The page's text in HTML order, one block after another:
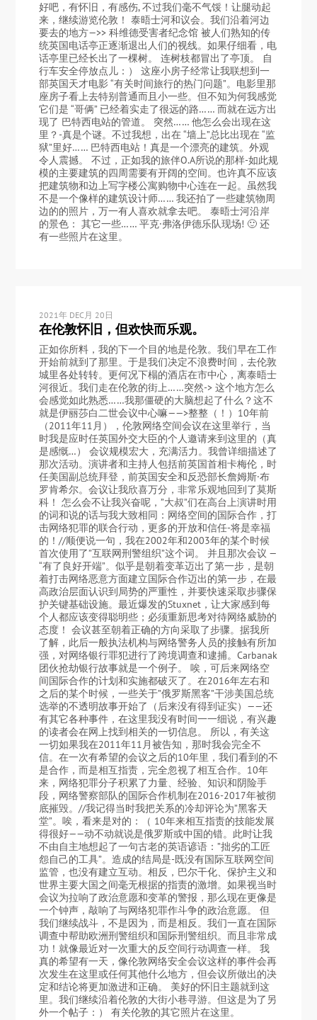
好吧，有怀旧，有感伤, 不过我们毫不气馁！让腿动起
来，继续游览伦敦！ 泰晤士河和议会。我们沿着河边
要去的地方—>> 科维德受害者纪念馆 被人们熟知的传
统英国电话亭正逐渐退出人们的视线。如果仔细看，电
话亭里已经长出了一棵树。 连树枝都冒出了亭顶。 自
行车安全停放点儿：） 这座小房子经常让我联想到一
部英国天才电影 “有关时间旅行的热门问题”。电影里那
座房子看上去特别普通而且小一些。但不知为何我感觉
它们是 “哥俩” 已经着实走了很远的路…… 而就在远方出
现了 巴特西电站的管道。 突然…… 他怎么会出现在这
里？-真是个谜。不过我想，出在 “墙上”总比出现在 “监
狱”里好…… 巴特西电站！真是一个漂亮的建筑。外观
令人震撼。 不过，正如我的旅伴O.A所说的那样-如此规
模的主要建筑的四周需要有开阔的空间。也许真不应该
把建筑物和边上写字楼公寓购物中心连在一起。虽然我
不是一个像样的建筑设计师…… 我还拍了一些建筑物周
边的的照片，万一有人喜欢就拿去吧。 泰晤士河沿岸
的景色： 其它一些…… 平克·弗洛伊德乐队现场! 🙂 还
有一些照片在这里。
2021年 DEC月 20日
在伦敦怀旧，但欢快而乐观。
正如你所料，我的下一个目的地是伦敦。我们早在工作
开始前就到了那里。于是我们决定不浪费时间，去伦敦
城里各处转转。更何况下榻的酒店在市中心，离泰晤士
河很近。我们走在伦敦的街上……突然-> 这个地方怎么
会感觉如此熟悉……我那僵硬的大脑想起了什么？这不
就是伊丽莎白二世会议中心嘛——>整整（！）10年前
（2011年11月），伦敦网络空间会议在这里举行，当
时我是应时任英国外交大臣的个人邀请来到这里的（真
是感慨…） 会议规模宏大，充满活力。我曾详细描述了
那次活动。演讲者和主持人包括前英国首相卡梅伦，时
任美国副总统拜登，前英国安全和反恐部长詹姆斯·布
罗肯希尔。会议让我欣喜万分，非常乐观地回到了莫斯
科！ 怎么会不让我兴奋呢，”大叔”们在高台上演讲时用
的词和说的话与我大致相同：网络空间的国际合作，打
击网络犯罪的联合行动，更多的开放和信任-将是幸福
的！//顺便说一句，我在2002年和2003年的某个时候
首次使用了”互联网刑警组织”这个词。 并且那次会议 —
“有了良好开端”。似乎是朝着变革迈出了第一步，是朝
着打击网络恶意方面建立国际合作迈出的第一步，在最
高政治层面认识到局势的严重性，并要快速采取步骤保
护关键基础设施。最近爆发的Stuxnet，让大家感到每
个人都应该变得聪明些；必须重新思考对待网络威胁的
态度！ 会议甚至朝着正确的方向采取了步骤。据我所
了解，此后一般执法机构与网络警务人员的接触有所加
强，对网络银行罪犯进行了跨境调查和逮捕。Carbanak
团伙抢劫银行故事就是一个例子。 唉，可后来网络空
间国际合作的计划和实施都破灭了。在2016年左右和
之后的某个时候，一些关于”俄罗斯黑客”干涉美国总统
选举的不透明故事开始了（后来没有得到证实）——还
有其它各种事件，在这里我没有时间一一细说，有兴趣
的读者会在网上找到相关的一切信息。 所以，有关这
一切如果我在2011年11月被告知，那时我会完全不
信。在一次有希望的会议之后的10年里，我们看到的不
是合作，而是相互指责，完全忽视了相互合作。10年
来，网络犯罪分子积累了力量、经验、知识和阴险手
段，网络警察部队的国际合作机制在2016-2017年被彻
底摧毁。//我记得当时我把关系的冷却评论为”黑客天
堂”。唉，看来是对的：（ 10年来相互指责的技能发展
得很好——动不动就说是俄罗斯或中国的错。此时让我
不由自主地想起了一句古老的英语谚语：”拙劣的工匠
怨自己的工具”。造成的结局是-既没有国际互联网空间
监管，也没有建立互动。相反，巴尔干化、保护主义和
世界主要大国之间毫无根据的指责的激增。如果视当时
会议为拉响了政治意愿和变革的警报，那么现在更像是
一个钟声，敲响了与网络犯罪作斗争的政治意愿。 但
我们继续战斗，不是因为，而是相反。我们一直在国际
调查中帮助欧洲刑警组织和国际刑警组织。而且非常成
功！就像最近对一次重大的反空间行动调查一样。 我
真的希望有一天，像伦敦网络安全会议这样的事件会再
次发生在这里或任何其他什么地方，但会议所做出的决
定和结论将更加激进和正确。 美好的怀旧主题就到这
里。我们继续沿着伦敦的大街小巷寻游。但这是为了另
外一个帖子：） 有关伦敦的其它照片在这里。